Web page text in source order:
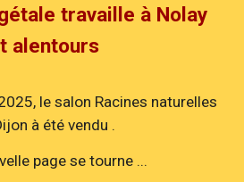
travaille à Nolay
alentours
le salon Racines naturelles
à été vendu .
page se tourne ...